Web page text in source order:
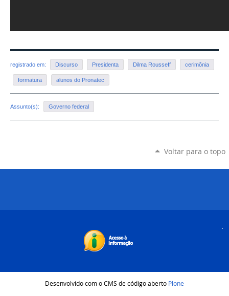
registrado em: Discurso Presidenta Dilma Rousseff cerimônia
formatura alunos do Pronatec
Assunto(s): Governo federal
Voltar para o topo
Desenvolvido com o CMS de código aberto Plone